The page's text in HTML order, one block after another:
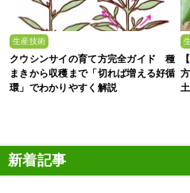
生産技術
クウシンサイの育て方完全ガイド 種
まきから収穫まで「切れば増える好循
環」でわかりやすく解説
新着記事